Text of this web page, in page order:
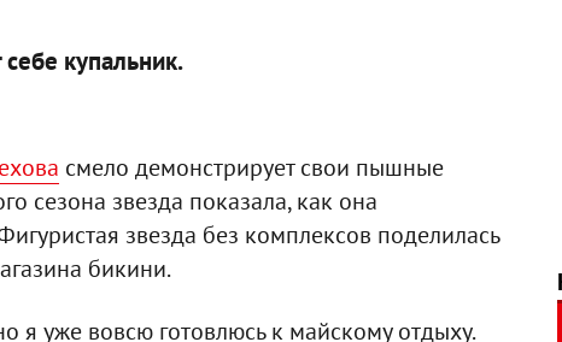
купальник.
смело демонстрирует свои пышные
сезона звезда показала, как она
звезда без комплексов поделилась
бикини.
я уже вовсю готовлюсь к майскому отдыху.